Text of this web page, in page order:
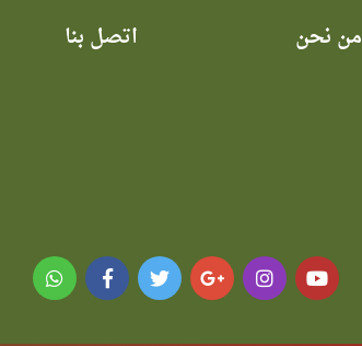
من نحن اتصل بنا